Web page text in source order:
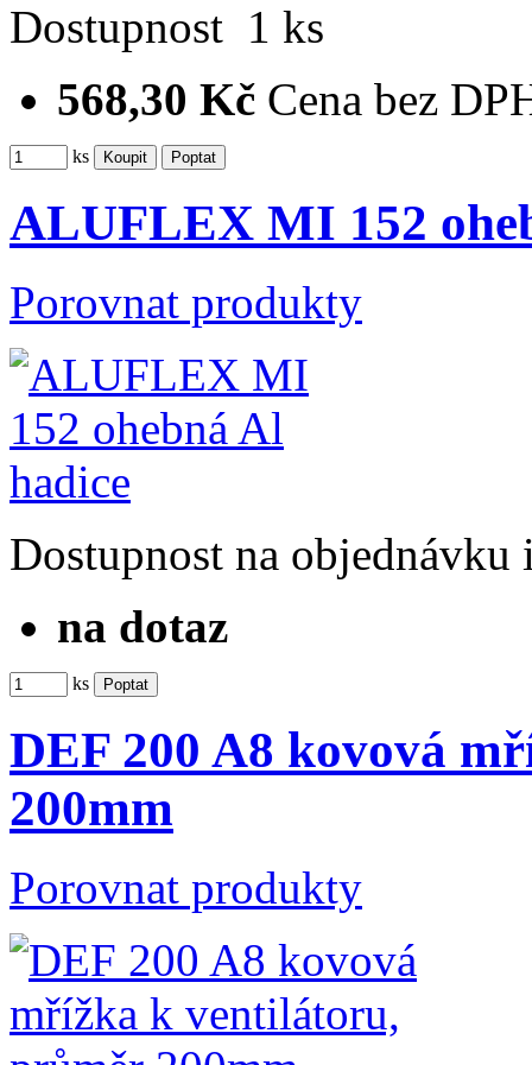
Dostupnost 1 ks
568,30 Kč Cena bez
ks
ALUFLEX MI 152
Porovnat produkty
Dostupnost na objednávku
na dotaz
ks
DEF 200 A8 kovová
200mm
Porovnat produkty